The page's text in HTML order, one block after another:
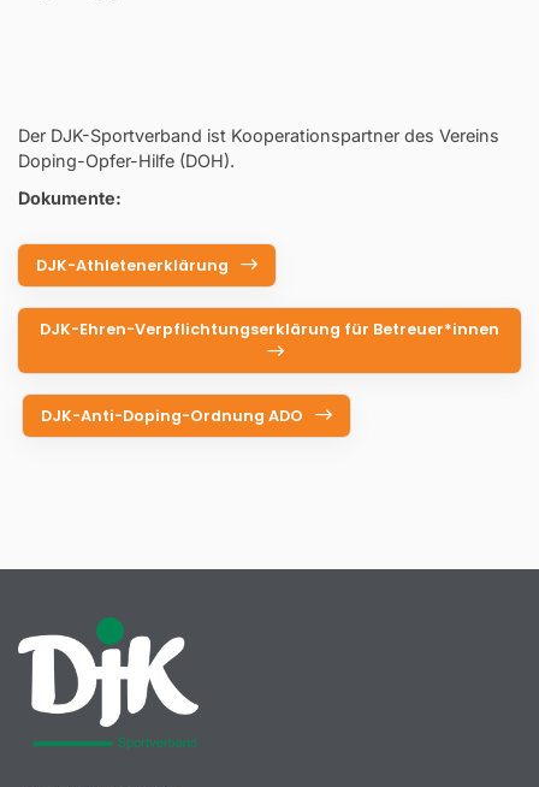
Der DJK-Sportverband ist Kooperationspartner des Vereins
Doping-Opfer-Hilfe (DOH).
Dokumente:
DJK-Athletenerklärung
DJK-Ehren-Verpflichtungserklärung für Betreuer*innen
DJK-Anti-Doping-Ordnung ADO